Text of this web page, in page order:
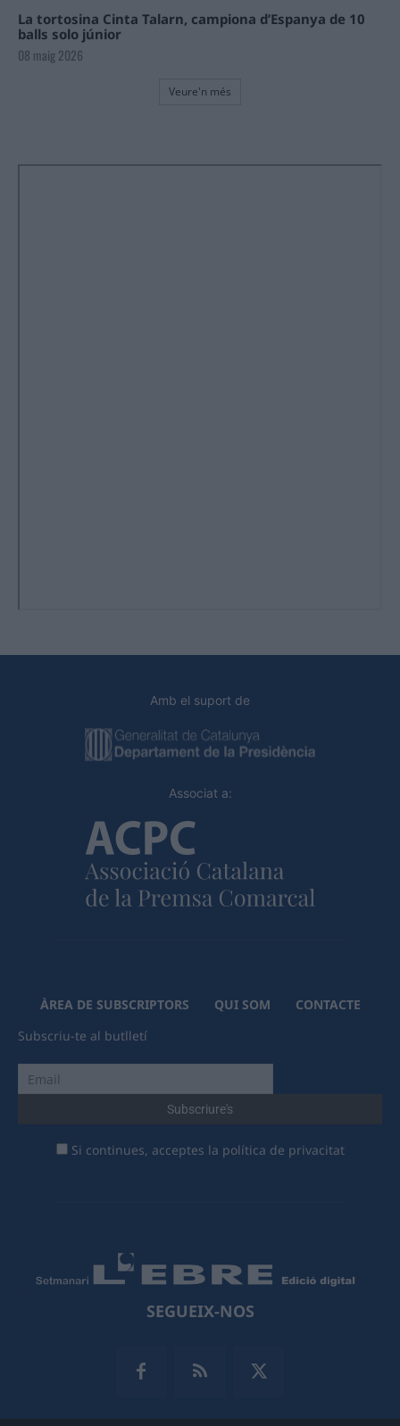
La tortosina Cinta Talarn, campiona d’Espanya de 10
balls solo júnior
08 maig 2026
Veure'n més
Amb el suport de
Associat a:
ÀREA DE SUBSCRIPTORS QUI SOM
CONTACTE
Subscriu-te al butlletí
Si continues, acceptes la política de privacitat
SEGUEIX-NOS